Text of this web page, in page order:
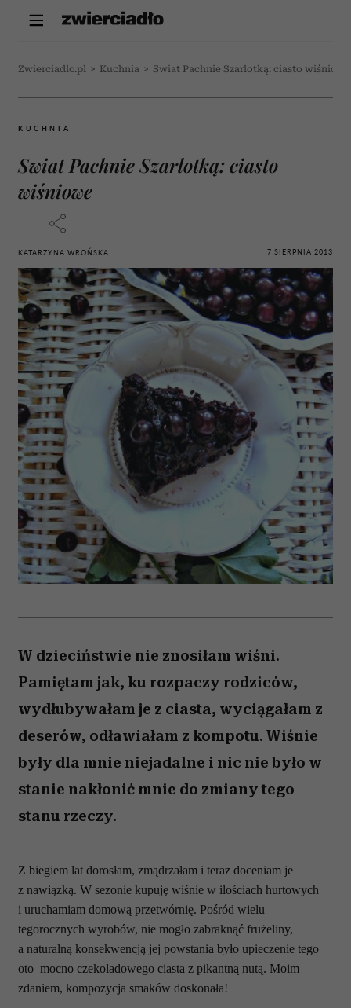
Zwierciadlo.pl > Kuchnia > Swiat Pachnie Szarlotką: ciasto wiśniowe
KUCHNIA
Swiat Pachnie Szarlotką: ciasto
wiśniowe
KATARZYNA WROŃSKA 7 SIERPNIA 2013
W dzieciństwie nie znosiłam wiśni.
Pamiętam jak, ku rozpaczy rodziców,
wydłubywałam je z ciasta, wyciągałam z
deserów, odławiałam z kompotu. Wiśnie
były dla mnie niejadalne i nic nie było w
stanie nakłonić mnie do zmiany tego
stanu rzeczy.
Z biegiem lat dorosłam, zmądrzałam i teraz doceniam je
z nawiązką. W sezonie kupuję wiśnie w ilościach hurtowych
i uruchamiam domową przetwórnię. Pośród wielu
tegorocznych wyrobów, nie mogło zabraknąć frużeliny,
a naturalną konsekwencją jej powstania było upieczenie tego
oto mocno czekoladowego ciasta z pikantną nutą. Moim
zdaniem, kompozycja smaków doskonała!